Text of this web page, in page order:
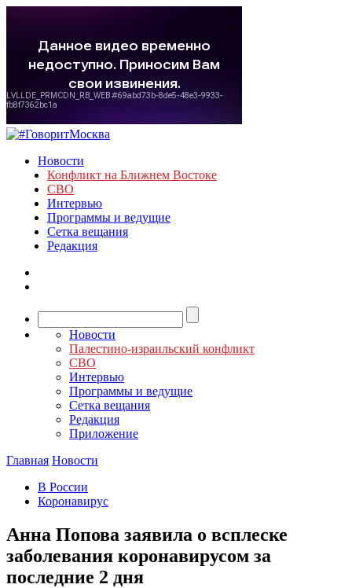
Новости
Конфликт на Ближнем Востоке
СВО
Интервью
Программы и ведущие
Сетка вещания
Редакция
Новости
Палестино-израильский конфликт
СВО
Интервью
Программы и ведущие
Сетка вещания
Редакция
Приложение
Главная Новости
В России
Коронавирус
Анна Попова заявила о всплеске
заболевания коронавирусом за
последние 2 дня